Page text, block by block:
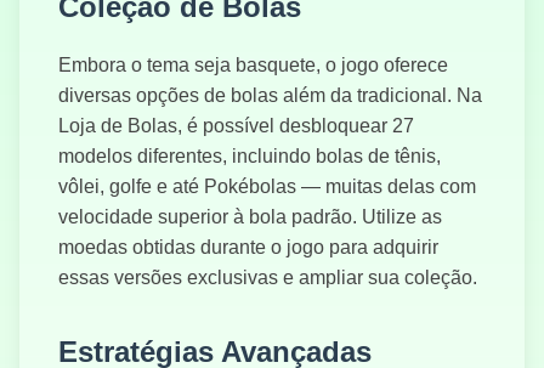
Embora o tema seja basquete, o jogo oferece
diversas opções de bolas além da tradicional. Na
Loja de Bolas, é possível desbloquear 27
modelos diferentes, incluindo bolas de tênis,
vôlei, golfe e até Pokébolas — muitas delas com
velocidade superior à bola padrão. Utilize as
moedas obtidas durante o jogo para adquirir
essas versões exclusivas e ampliar sua coleção.
Estratégias Avançadas